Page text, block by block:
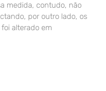
medida, contudo, não
por outro lado, os
alterado em